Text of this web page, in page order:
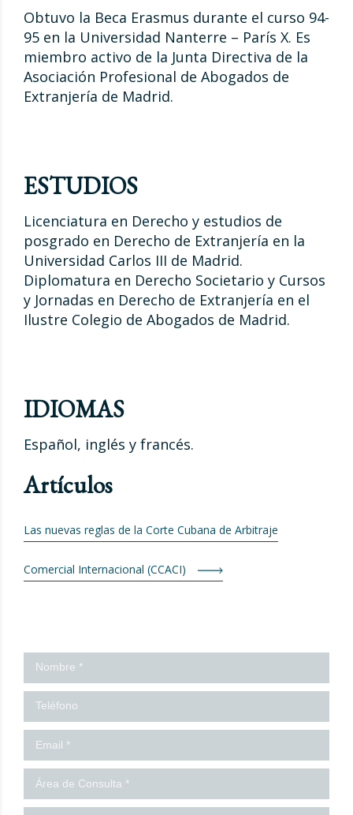
Obtuvo la Beca Erasmus durante el curso 94-
95 en la Universidad Nanterre – París X. Es
miembro activo de la Junta Directiva de la
Asociación Profesional de Abogados de
Extranjería de Madrid.
ESTUDIOS
Licenciatura en Derecho y estudios de
posgrado en Derecho de Extranjería en la
Universidad Carlos III de Madrid.
Diplomatura en Derecho Societario y Cursos
y Jornadas en Derecho de Extranjería en el
Ilustre Colegio de Abogados de Madrid.
IDIOMAS
Español, inglés y francés.
Artículos
Las nuevas reglas de la Corte Cubana de Arbitraje
Comercial Internacional (CCACI)
¡Contáctanos!